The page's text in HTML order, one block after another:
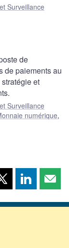
Surveillance
de
de paiements au
et
Surveillance
numérique,
Partager
page
Partager
page page